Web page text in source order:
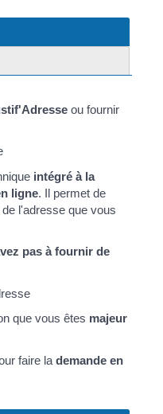
ou fournir
intégré à la
ligne. Il permet de
l'adresse que vous
pas à fournir de
que vous êtes majeur
faire lademande en